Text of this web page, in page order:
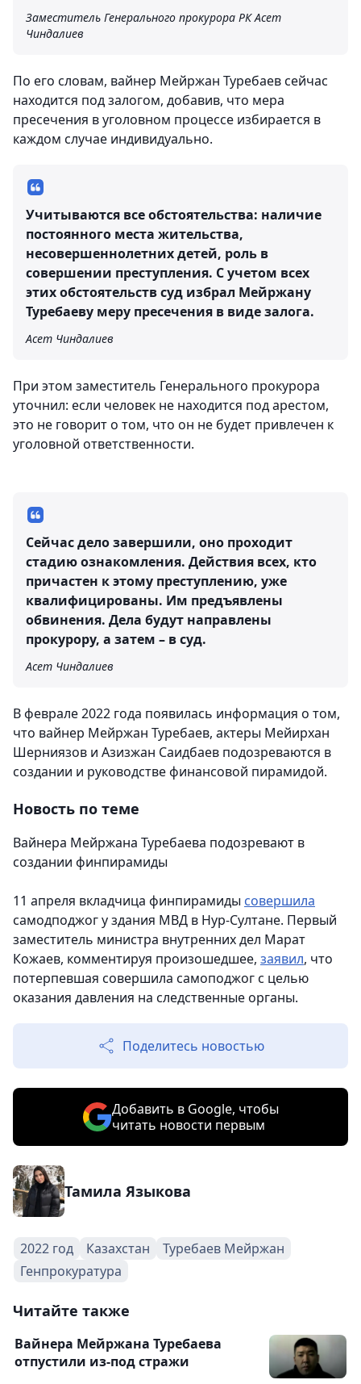
Заместитель Генерального прокурора РК Асет
Чиндалиев
По его словам, вайнер Мейржан Туребаев сейчас
находится под залогом, добавив, что мера
пресечения в уголовном процессе избирается в
каждом случае индивидуально.
Учитываются все обстоятельства: наличие
постоянного места жительства,
несовершеннолетних детей, роль в
совершении преступления. С учетом всех
этих обстоятельств суд избрал Мейржану
Туребаеву меру пресечения в виде залога.
Асет Чиндалиев
При этом заместитель Генерального прокурора
уточнил: если человек не находится под арестом,
это не говорит о том, что он не будет привлечен к
уголовной ответственности.
Сейчас дело завершили, оно проходит
стадию ознакомления. Действия всех, кто
причастен к этому преступлению, уже
квалифицированы. Им предъявлены
обвинения. Дела будут направлены
прокурору, а затем – в суд.
Асет Чиндалиев
В феврале 2022 года появилась информация о том,
что вайнер Мейржан Туребаев, актеры Мейирхан
Шерниязов и Азизжан Саидбаев подозреваются в
создании и руководстве финансовой пирамидой.
Новость по теме
Вайнера Мейржана Туребаева подозревают в
создании финпирамиды
11 апреля вкладчица финпирамиды совершила
самодподжог у здания МВД в Нур-Султане. Первый
заместитель министра внутренних дел Марат
Кожаев, комментируя произошедшее, заявил, что
потерпевшая совершила самоподжог с целью
оказания давления на следственные органы.
Поделитесь новостью
Добавить в Google, чтобы
читать новости первым
Тамила Языкова
2022 год Казахстан
Туребаев Мейржан
Генпрокуратура
Читайте также
Вайнера Мейржана Туребаева
отпустили из-под стражи